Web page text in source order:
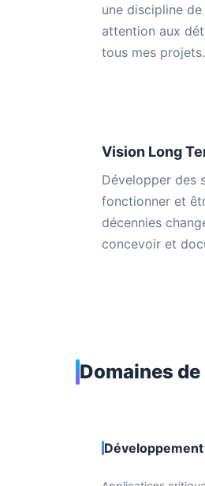
une discipline
attention aux
tous mes projets.
Vision Long
Développer des
fonctionner et
décennies
concevoir et
Domaines
Développement